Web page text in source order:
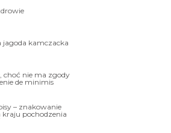
jagoda kamczacka
choć nie ma zgody
de minimis
– znakowanie
kraju pochodzenia